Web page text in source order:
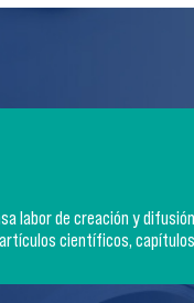
labor de creación y
científicos,